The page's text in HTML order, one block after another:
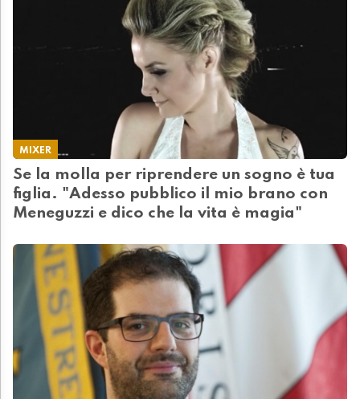
MIXER
Se la molla per riprendere un sogno è tua
figlia. "Adesso pubblico il mio brano con
Meneguzzi e dico che la vita è magia"